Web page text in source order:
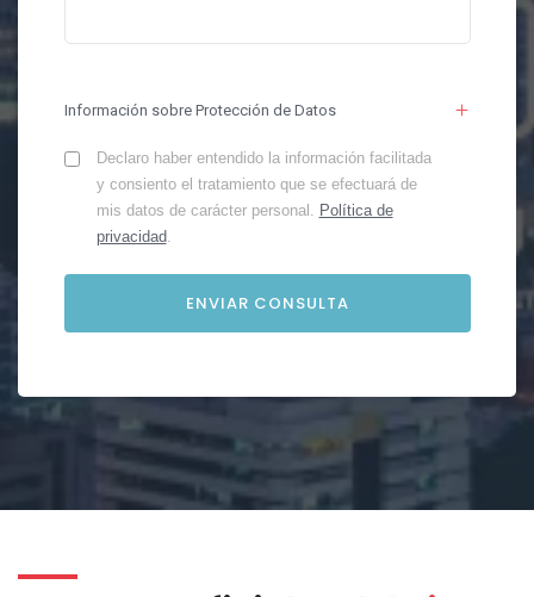
Información sobre Protección de Datos
Declaro haber entendido la información facilitada
y consiento el tratamiento que se efectuará de
mis datos de carácter personal. Política de
privacidad.